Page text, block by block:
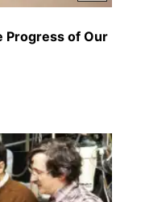
Progress of Our